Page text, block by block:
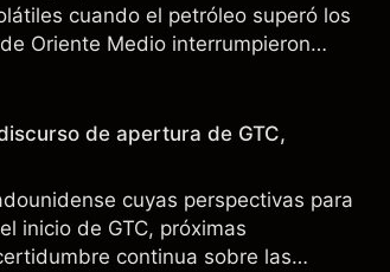
cuando el petróleo superó los
Oriente Medio interrumpieron
indicador fiable de resultados
de apertura de GTC,
cuyas perspectivas para
inicio de GTC, próximas
continua sobre las